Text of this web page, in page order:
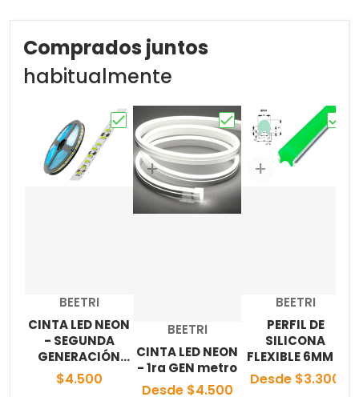
Comprados juntos
habitualmente
Elige "CINTA LED NEON - SEGUNDA
Proveedor:
BEETRI
CINTA LED NEON
- SEGUNDA
GENERACIÓN
IP33
$4.500
Elige "CINTA LED
Proveedor:
BEETRI
CINTA LED NEON
- 1ra GEN metro
Desde $4.500
Elige
Proveedor:
BEETRI
PERFIL DE
SILICONA
FLEXIBLE 6MM Y
8MM
Desde $3.300